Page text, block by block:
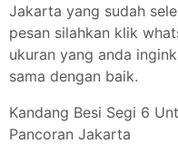
Jakarta yang sudah
pesan silahkan klik
ukuran yang anda
sama dengan baik.
Kandang Besi Segi 6
Pancoran Jakarta